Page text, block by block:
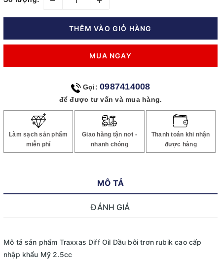
THÊM VÀO GIỎ HÀNG
MUA NGAY
Gọi: 0987414008
để được tư vấn và mua hàng.
Làm sạch sản phẩm
miễn phí
Giao hàng tận nơi -
nhanh chóng
Thanh toán khi nhận
được hàng
MÔ TẢ
ĐÁNH GIÁ
Mô tả sản phẩm Traxxas Diff Oil Dầu bôi trơn rubik cao cấp
nhập khẩu Mỹ 2.5cc